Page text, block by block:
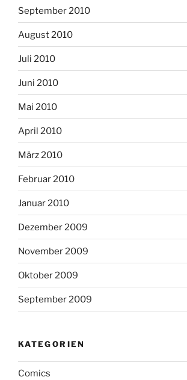
September 2010
August 2010
Juli 2010
Juni 2010
Mai 2010
April 2010
März 2010
Februar 2010
Januar 2010
Dezember 2009
November 2009
Oktober 2009
September 2009
KATEGORIEN
Comics